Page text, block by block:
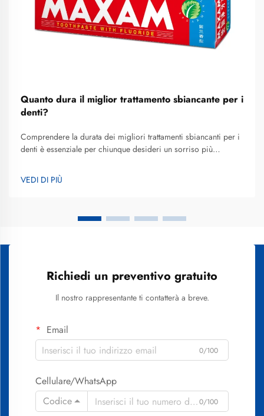
Quanto dura il miglior trattamento sbiancante per i
denti?
Comprendere la durata dei migliori trattamenti sbiancanti per i
denti è essenziale per chiunque desideri un sorriso più
propria estetica orale. La durata dei risultati ottenuti con lo
sbiancamento dentale varia notevolmente in base a...
VEDI DI PIÙ
Richiedi un preventivo gratuito
Il nostro rappresentante ti contatterà a breve.
Email
0/100
Cellulare/WhatsApp
Codice
0/100